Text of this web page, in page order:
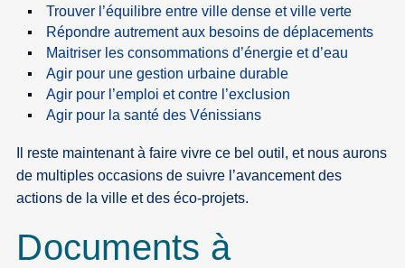
Trouver l’équilibre entre ville dense et ville verte
Répondre autrement aux besoins de déplacements
Maitriser les consommations d’énergie et d’eau
Agir pour une gestion urbaine durable
Agir pour l’emploi et contre l’exclusion
Agir pour la santé des Vénissians
Il reste maintenant à faire vivre ce bel outil, et nous aurons
de multiples occasions de suivre l’avancement des
actions de la ville et des éco-projets.
Documents à